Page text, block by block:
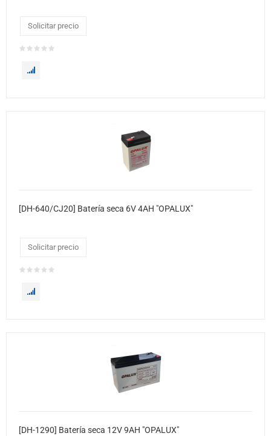
Solicitar precio
[DH-640/CJ20] Batería seca 6V 4AH "OPALUX"
Solicitar precio
[DH-1290] Batería seca 12V 9AH "OPALUX"